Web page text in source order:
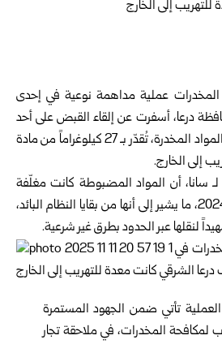
عملية مداهمة نوعية في إحدى
درعا، أسفرت عن إلقاء القبض على أحد
المهربين وضبط كمية من المواد المخدرة، تُقدّر بـ 27 كيلوغراماً من مادة
إلى الخارج.
سانا، أن المواد المضبوطة كانت مغلّفة
داخل أكياس مؤرخة بعام 2024، ما يشير إلى أنها من بقايا النظام البائد،
لنقلها عبر الحدود بطرق غير شرعية.
تأتي ضمن الجهود المستمرة
لمكافحة المخدرات، في ملاحقة تجار